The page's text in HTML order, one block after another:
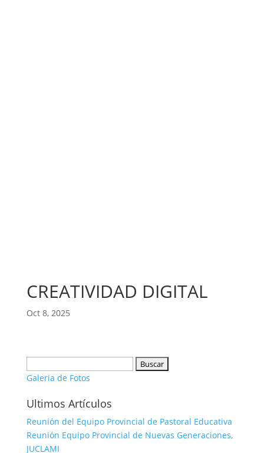
CREATIVIDAD DIGITAL
Oct 8, 2025
Galeria de Fotos
Ultimos Artículos
Reunión del Equipo Provincial de Pastoral Educativa
Reunión Equipo Provincial de Nuevas Generaciones,
JUCLAMI